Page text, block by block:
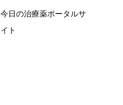
今日の治療薬ポータルサ
イト